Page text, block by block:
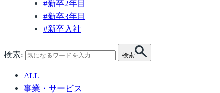
#新卒2年目
#新卒3年目
#新卒入社
検索: 検索
ALL
事業・サービス